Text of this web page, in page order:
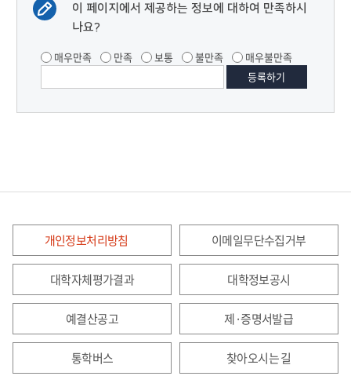
이 페이지에서 제공하는 정보에 대하여 만족하시
나요?
매우만족 만족 보통 불만족 매우불만족
개인정보처리방침 이메일무단수집거부
대학자체평가결과 대학정보공시
예결산공고 제·증명서발급
통학버스 찾아오시는 길